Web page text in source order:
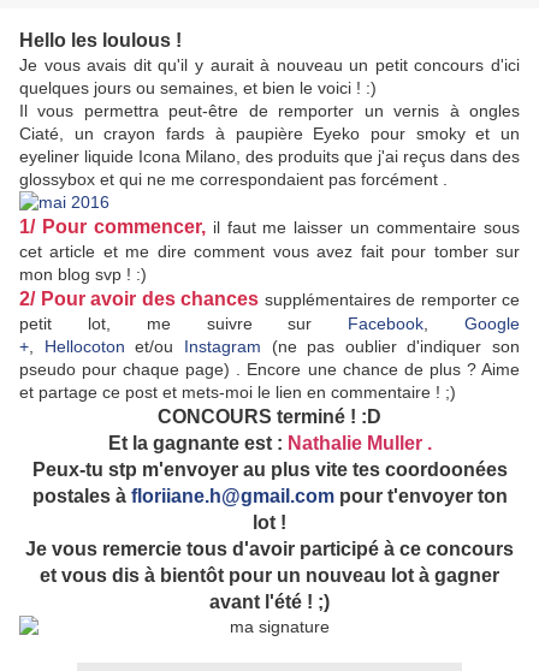
Hello les loulous !
Je vous avais dit qu'il y aurait à nouveau un petit concours d'ici
quelques jours ou semaines, et bien le voici ! :)
Il vous permettra peut-être de remporter un vernis à ongles
Ciaté, un crayon fards à paupière Eyeko pour smoky et un
eyeliner liquide Icona Milano, des produits que j'ai reçus dans des
glossybox et qui ne me correspondaient pas forcément .
1/ Pour commencer,il faut me laisser un commentaire sous
cet article et me dire comment vous avez fait pour tomber sur
mon blog svp ! :)
2/ Pour avoir des chances supplémentaires de remporter ce
petit lot, me suivre sur Facebook ,Google
+
Hellocoton et/ou Instagram (ne pas oublier d'indiquer son
pseudo pour chaque page) . Encore une chance de plus ? Aime
et partage ce post et mets-moi le lien en commentaire ! ;)
CONCOURS terminé ! :D
Et la gagnante est : Nathalie Muller .
Peux-tu stp m'envoyer au plus vite tes coordoonées
postales à floriiane.h@gmail.compour t'envoyer ton
lot !
Je vous remercie tous d'avoir participé à ce concours
et vous dis à bientôt pour un nouveau lot à gagner
avant l'été ! ;)